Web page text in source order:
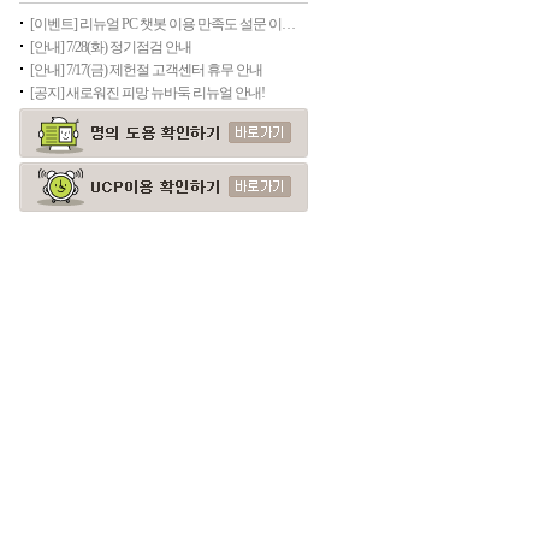
[이벤트] 리뉴얼 PC 챗봇 이용 만족도 설문 이벤트(종료)
[안내] 7/28(화) 정기점검 안내
[안내] 7/17(금) 제헌절 고객센터 휴무 안내
[공지] 새로워진 피망 뉴바둑 리뉴얼 안내!